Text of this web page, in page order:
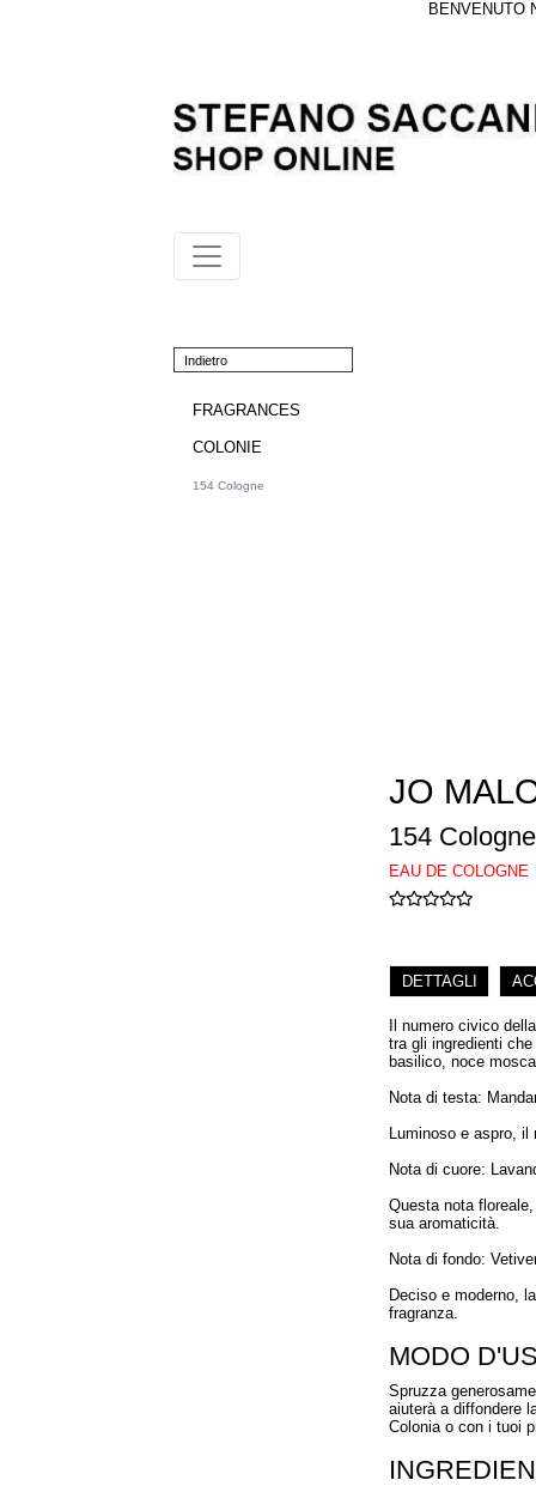
BENVENUTO
Indietro
FRAGRANCES
COLONIE
154 Cologne
JO
154 Cologne
EAU DE COLOGNE
DETTAGLI
Il numero civico
tra gli ingredienti
basilico, noce
Nota di testa:
Luminoso e aspro, il
Nota di cuore:
Questa nota
sua aromaticità.
Nota di fondo:
Deciso e moderno,
fragranza.
MODO
Spruzza
aiuterà a diffondere
Colonia o con i tuoi